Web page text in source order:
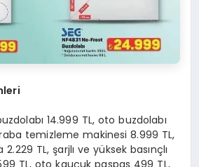
14.999 TL, oto buzdolabı
temizleme makinesi 8.999 TL,
TL, şarjlı ve yüksek basınçlı
TL, oto kauçuk paspas 499 TL,